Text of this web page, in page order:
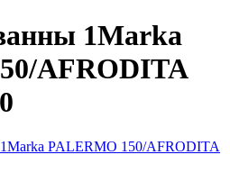
1Marka
AFRODITA